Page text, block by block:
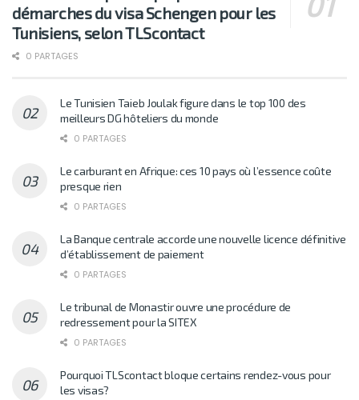
démarches du visa Schengen pour les
Tunisiens, selon TLScontact
0 PARTAGES
Le Tunisien Taieb Joulak figure dans le top 100 des
meilleurs DG hôteliers du monde
0 PARTAGES
Le carburant en Afrique: ces 10 pays où l’essence coûte
presque rien
0 PARTAGES
La Banque centrale accorde une nouvelle licence définitive
d’établissement de paiement
0 PARTAGES
Le tribunal de Monastir ouvre une procédure de
redressement pour la SITEX
0 PARTAGES
Pourquoi TLScontact bloque certains rendez-vous pour
les visas?